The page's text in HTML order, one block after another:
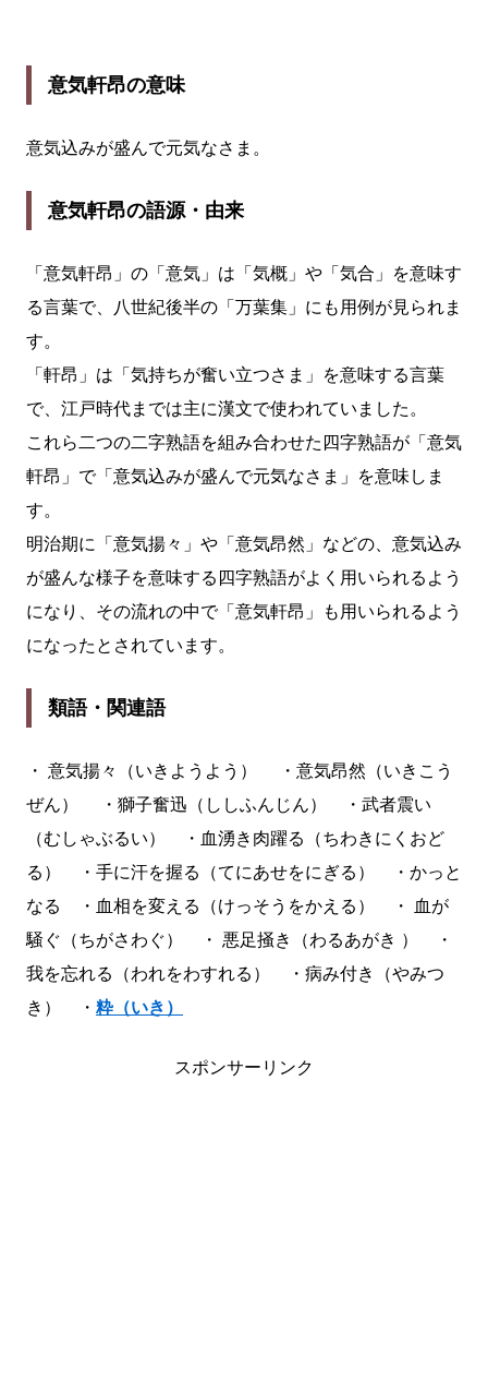
意気軒昂の意味
意気込みが盛んで元気なさま。
意気軒昂の語源・由来
「意気軒昂」の「意気」は「気概」や「気合」を意味す
る言葉で、八世紀後半の「万葉集」にも用例が見られま
す。
「軒昂」は「気持ちが奮い立つさま」を意味する言葉
で、江戸時代までは主に漢文で使われていました。
これら二つの二字熟語を組み合わせた四字熟語が「意気
軒昂」で「意気込みが盛んで元気なさま」を意味しま
す。
明治期に「意気揚々」や「意気昂然」などの、意気込み
が盛んな様子を意味する四字熟語がよく用いられるよう
になり、その流れの中で「意気軒昂」も用いられるよう
になったとされています。
類語・関連語
・ 意気揚々（いきようよう） ・意気昂然（いきこう
ぜん） ・獅子奮迅（ししふんじん） ・武者震い
（むしゃぶるい） ・血湧き肉躍る（ちわきにくおど
る） ・手に汗を握る（てにあせをにぎる） ・かっと
なる ・血相を変える（けっそうをかえる） ・ 血が
騒ぐ（ちがさわぐ） ・ 悪足掻き（わるあがき ） ・
我を忘れる（われをわすれる） ・病み付き（やみつ
き） ・ 粋（いき）
スポンサーリンク